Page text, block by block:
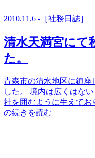
2010.11.6 -［社務日誌］
清水天満宮にて
た。
青森市の清水地区に鎮座
した。 境内は広くはな
社を囲むように生えてお
の続きを読む